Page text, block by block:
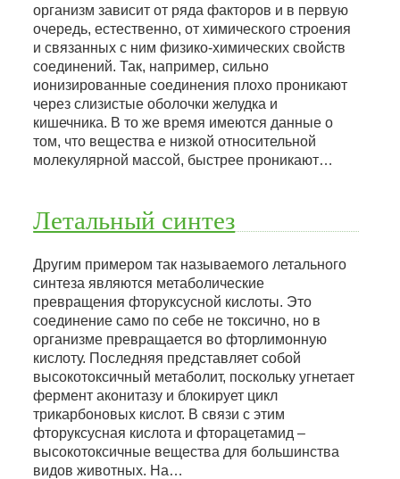
организм зависит от ряда факторов и в первую
очередь, естественно, от химического строения
и связанных с ним физико-химических свойств
соединений. Так, например, сильно
ионизированные соединения плохо проникают
через слизистые оболочки желудка и
кишечника. В то же время имеются данные о
том, что вещества е низкой относительной
молекулярной массой, быстрее проникают…
Летальный синтез
Другим примером так называемого летального
синтеза являются метаболические
превращения фторуксусной кислоты. Это
соединение само по себе не токсично, но в
организме превращается во фторлимонную
кислоту. Последняя представляет собой
высокотоксичный метаболит, поскольку угнетает
фермент аконитазу и блокирует цикл
трикарбоновых кислот. В связи с этим
фторуксусная кислота и фторацетамид –
высокотоксичные вещества для большинства
видов животных. На…